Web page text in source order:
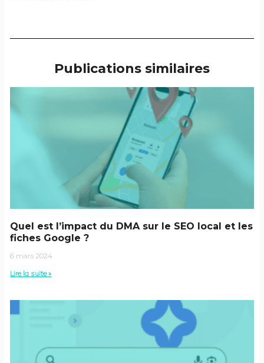
Publications similaires
Quel est l’impact du DMA sur le SEO local et les
fiches Google ?
6 mars 2024
Lire la suite »